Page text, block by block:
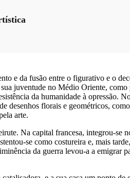
e da fusão entre o figurativo e o
juventude no Médio Oriente,
da humanidade à opressão.
desenhos florais e geométricos,
arte.
Na capital francesa, integrou-
se como costureira e, mais
da guerra levou-a a emigrar